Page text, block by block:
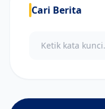
Cari Berita